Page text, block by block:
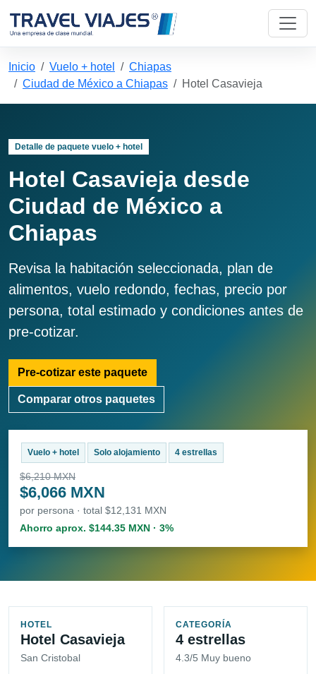
Inicio Vuelo + hotel
Chiapas
Ciudad de México a Chiapas
Hotel Casavieja
Detalle de paquete vuelo + hotel
Hotel Casavieja desde
Ciudad de México a
Chiapas
Revisa la habitación seleccionada, plan de
alimentos, vuelo redondo, fechas, precio por
persona, total estimado y condiciones antes de
pre-cotizar.
Pre-cotizar este paquete
Comparar otros paquetes
Vuelo + hotel Solo alojamiento 4 estrellas
$6,210 MXN
$6,066 MXN
por persona · total $12,131 MXN
Ahorro aprox. $144.35 MXN · 3%
HOTEL
Hotel Casavieja
San Cristobal
CATEGORÍA
4 estrellas
4.3/5 Muy bueno